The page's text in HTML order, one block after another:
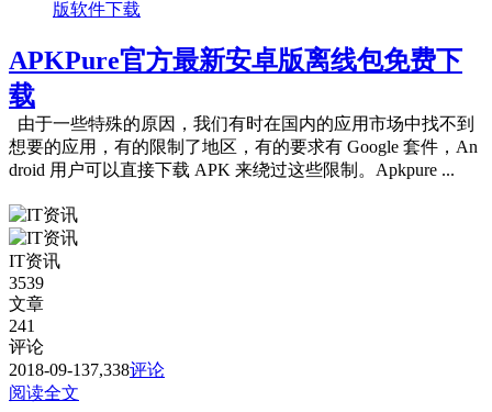
版软件下载
APKPure官方最新安卓版离线包免费下
载
由于一些特殊的原因，我们有时在国内的应用市场中找不到
想要的应用，有的限制了地区，有的要求有 Google 套件，An
droid 用户可以直接下载 APK 来绕过这些限制。Apkpure ...
IT资讯
3539
文章
241
评论
2018-09-137,338评论
阅读全文